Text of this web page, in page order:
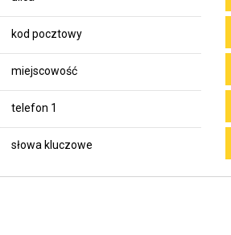
kod pocztowy
miejscowość
telefon 1
słowa kluczowe